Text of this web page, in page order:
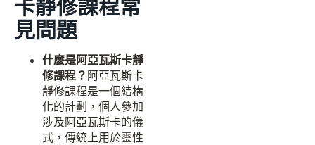
卡靜修課程常
見問題
什麼是阿亞瓦斯卡靜
修課程？ 阿亞瓦斯卡
靜修課程是一個結構
化的計劃，個人參加
涉及阿亞瓦斯卡的儀
式，傳統上用於靈性